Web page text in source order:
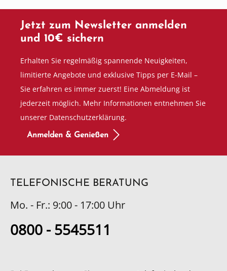
Jetzt zum Newsletter anmelden
und 10€ sichern
Erhalten Sie regelmäßig spannende Neuigkeiten,
limitierte Angebote und exklusive Tipps per E-Mail –
Sie erfahren es immer zuerst! Eine Abmeldung ist
jederzeit möglich. Mehr Informationen entnehmen Sie
unserer Datenschutzerklärung.
Anmelden & Genießen
TELEFONISCHE BERATUNG
Mo. - Fr.: 9:00 - 17:00 Uhr
0800 - 5545511